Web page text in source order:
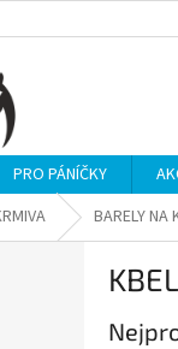
PRO PÁNÍČKY
BARELY NA